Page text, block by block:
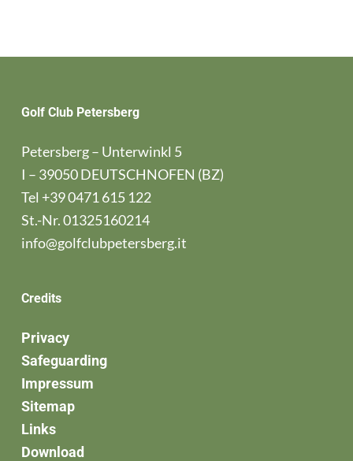
Golf Club Petersberg
Petersberg – Unterwinkl 5
I – 39050 DEUTSCHNOFEN (BZ)
Tel +39 0471 615 122
St.-Nr. 01325160214
info@golfclubpetersberg.it
Credits
Privacy
Safeguarding
Impressum
Sitemap
Links
Download